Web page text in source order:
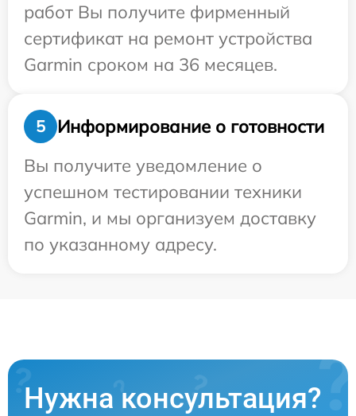
работ Вы получите фирменный
сертификат на ремонт устройства
Garmin сроком на 36 месяцев.
5
Информирование о готовности
Вы получите уведомление о
успешном тестировании техники
Garmin, и мы организуем доставку
по указанному адресу.
Нужна консультация?